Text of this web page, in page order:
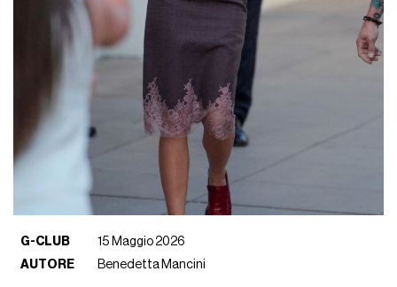
G-CLUB
15 Maggio 2026
AUTORE
Benedetta Mancini